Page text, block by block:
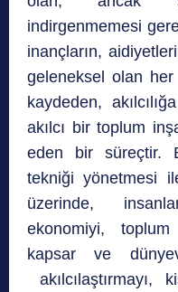
indirgenmemesi
inançların,
geleneksel olan her
kaydeden,
akılcı bir toplum
eden bir süreçtir.
tekniği yönetmesi
üzerinde,
ekonomiyi,
kapsar ve